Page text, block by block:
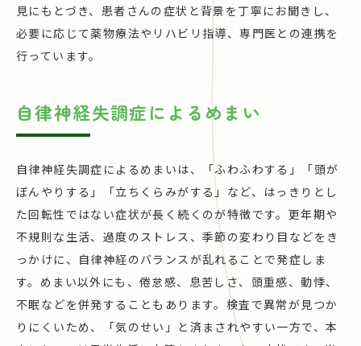
見にもとづき、患者さんの症状と背景を丁寧にお聞きし、
必要に応じて薬物療法やリハビリ指導、専門医との連携を
行っています。
自律神経失調症によるめまい
自律神経失調症によるめまいは、「ふわふわする」「頭が
ぼんやりする」「立ちくらみがする」など、はっきりとし
た回転性ではない症状が長く続くのが特徴です。更年期や
不規則な生活、過度のストレス、季節の変わり目などをき
っかけに、自律神経のバランスが乱れることで発症しま
す。めまい以外にも、倦怠感、息苦しさ、頭重感、動悸、
不眠などを併発することもあります。検査で異常が見つか
りにくいため、「気のせい」と済まされやすい一方で、本